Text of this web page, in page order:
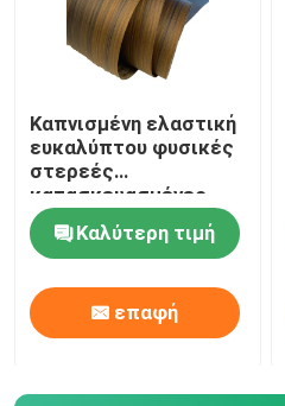
Καπνισμένη ελαστική
ευκαλύπτου φυσικές
στερεές
κατασκευασμένες
ξύλινες επικάλυψεις
Καλύτερη τιμή
επαφή